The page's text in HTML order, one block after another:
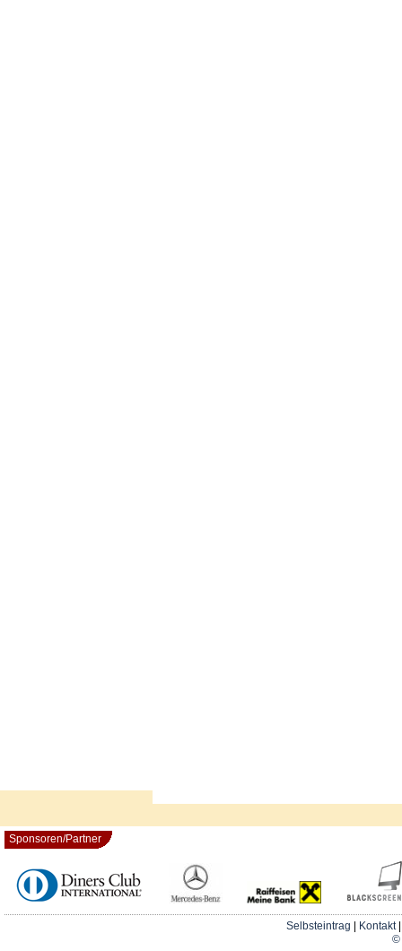
Sponsoren/Partner
Selbsteintrag Kontakt
©